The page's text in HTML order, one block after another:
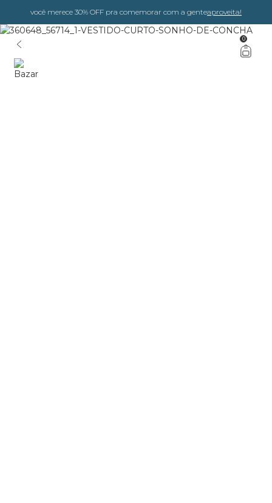
você merece 30% OFF pra comemorar com a genteaproveita!
0